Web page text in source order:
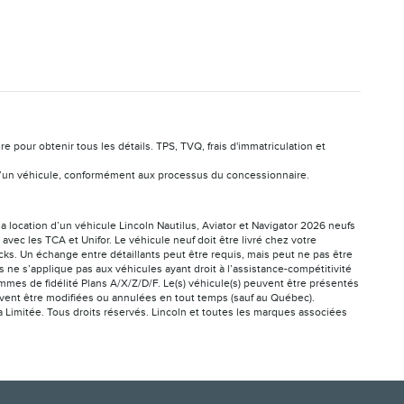
pour obtenir tous les détails. TPS, TVQ, frais d'immatriculation et
véhicule, conformément aux processus du concessionnaire.
location d’un véhicule Lincoln Nautilus, Aviator et Navigator 2026 neufs
les TCA et Unifor. Le véhicule neuf doit être livré chez votre
Un échange entre détaillants peut être requis, mais peut ne pas être
s’applique pas aux véhicules ayant droit à l’assistance-compétitivité
de fidélité Plans A/X/Z/D/F. Le(s) véhicule(s) peuvent être présentés
être modifiées ou annulées en tout temps (sauf au Québec).
Tous droits réservés. Lincoln et toutes les marques associées